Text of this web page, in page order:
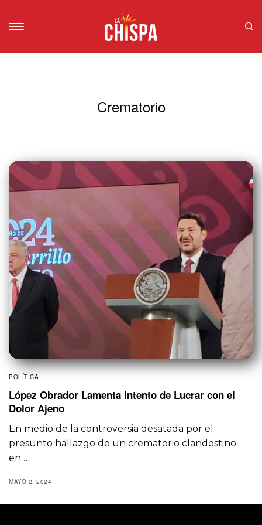
Crematorio
POLÍTICA
López Obrador Lamenta Intento de Lucrar con el
Dolor Ajeno
En medio de la controversia desatada por el
presunto hallazgo de un crematorio clandestino
en…
MAYO 2, 2024